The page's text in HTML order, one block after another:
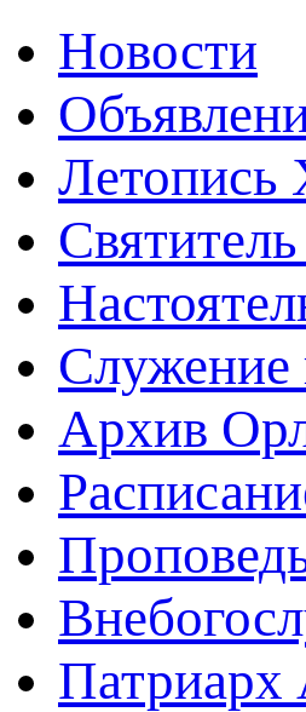
Новости
Летопись
Служение
Архив
Патриарх